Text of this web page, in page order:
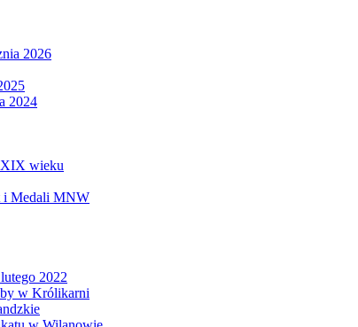
2026
2024
XIX wieku
i Medali MNW
2022
w Królikarni